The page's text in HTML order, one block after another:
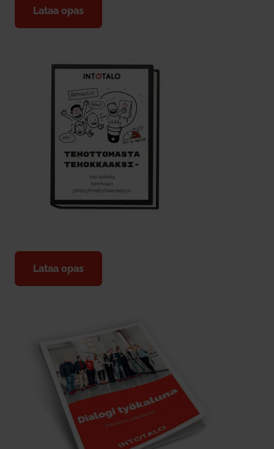
Lataa opas
Lataa opas